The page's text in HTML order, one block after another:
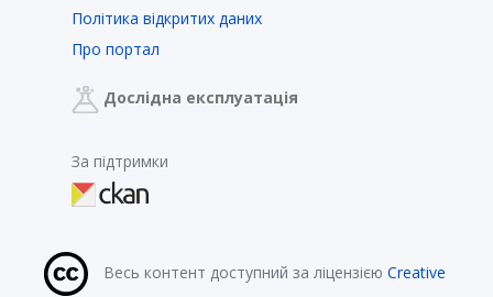
Політика відкритих даних
Про портал
Дослідна експлуатація
За підтримки
Весь контент доступний за ліцензією Creative